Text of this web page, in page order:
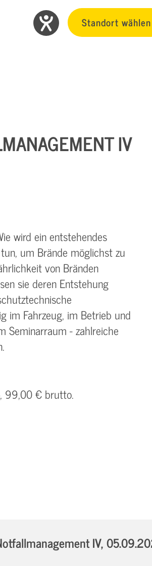
Standort wählen
IV
wird ein entstehendes
um Brände möglichst zu
von Bränden
sie deren Entstehung
im Fahrzeug, im Betrieb und
Seminarraum - zahlreiche
99,00 € brutto.
IV,